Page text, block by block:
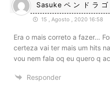
Sasuke ペ ン ド ラ ゴ
15 , Agosto , 2020 16:58
Era o mais correto a fazer…
certeza vai ter mais um hits
vou nem fala oq eu quero q
Responder